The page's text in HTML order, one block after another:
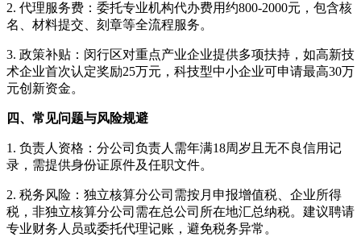
2. 代理服务费：委托专业机构代办费用约800-2000元，包含核
名、材料提交、刻章等全流程服务。
3. 政策补贴：闵行区对重点产业企业提供多项扶持，如高新技
术企业首次认定奖励25万元，科技型中小企业可申请最高30万
元创新资金。
四、常见问题与风险规避
1. 负责人资格：分公司负责人需年满18周岁且无不良信用记
录，需提供身份证原件及任职文件。
2. 税务风险：独立核算分公司需按月申报增值税、企业所得
税，非独立核算分公司需在总公司所在地汇总纳税。建议聘请
专业财务人员或委托代理记账，避免税务异常。